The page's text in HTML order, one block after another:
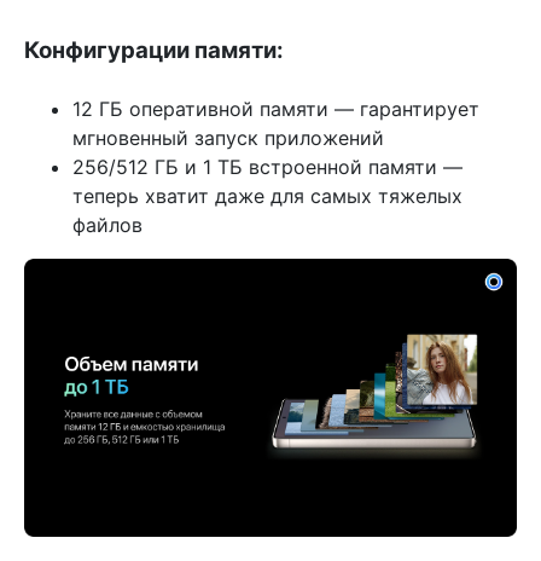
Конфигурации памяти:
12 ГБ оперативной памяти — гарантирует
мгновенный запуск приложений
256/512 ГБ и 1 ТБ встроенной памяти —
теперь хватит даже для самых тяжелых
файлов